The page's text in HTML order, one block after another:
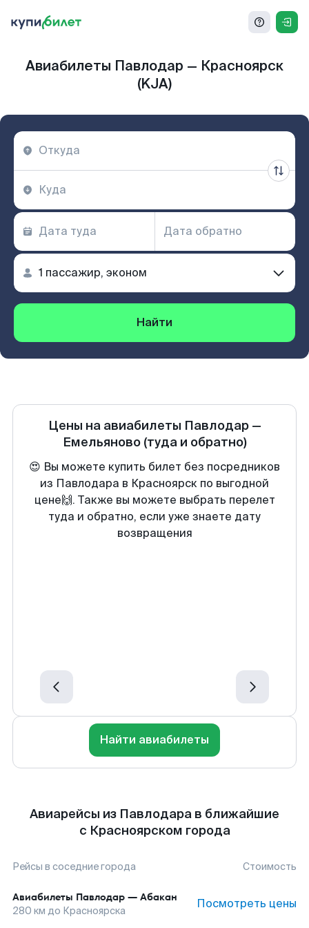
Авиабилеты Павлодар — Красноярск
(KJA)
Найти
Цены на авиабилеты Павлодар—
Емельяново (туда и обратно)
😍 Вы можете купить билет без посредников
из Павлодара в Красноярск по выгодной
цене🙌. Также вы можете выбрать перелет
туда и обратно, если уже знаете дату
возвращения
Найти авиабилеты
Авиарейсы из Павлодара в ближайшие
с Красноярском города
Рейсы в соседние города Стоимость
Авиабилеты Павлодар — Абакан
280 км до Красноярска Посмотреть цены